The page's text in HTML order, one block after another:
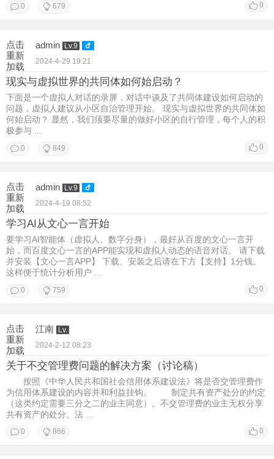
0
0 679
点击
重新
加载
admin
Lv.9
2024-4-29 19:21
现实与虚拟世界的共同体如何始启动？
下面是一个虚拟人对话的录屏，对话中谈及了共同体建设如何启动的
问题，虚拟人建议从小区自治管理开始。 现实与虚拟世界的共同体如
何始启动？ 显然，我们须要尽量的做好小区的自行管理，每个人的积
极参与 ...
0
0 849
点击
重新
加载
admin Lv.9
2024-4-19 08:52
学习AI从文心一言开始
要学习AI智能体（虚拟人、数字分身），最好从百度的文心一言开
始，而百度文心一言的APP能实现和虚拟人动态的语音对话。 请下载
并安装【文心一言APP】 下载、安装之后请在下方【支持】1分钱。
这样便于统计分析用户 ...
0
0 759
点击
重新
加载
江南 Lv.
2024-2-12 08:23
关于不交管理费问题的解决方案（讨论稿）
按照《中华人民共和国社会信用体系建设法》将是否交管理费作
为信用体系建设的内容并和利益挂钩。 制定共有资产处分的约定
（这类约定需要三分之二的业主同意）。不交管理费的业主无权分享
共有资产的处分。法 ...
0
0 866